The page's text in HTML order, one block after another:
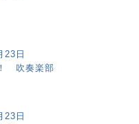
23日
吹奏楽部
23日